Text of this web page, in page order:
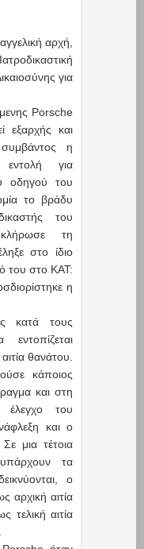
αρχή,
για
Porsche
εξαρχής και
η
για
οδηγού του
το βράδυ
του
τη
στο ίδιο
του στο ΚΑΤ:
η
κατά τους
θανάτου.
κάποιος
και στη
έλεγχο του
και ο
μια τέτοια
τα
ο
αρχική αιτία
τελική αιτία